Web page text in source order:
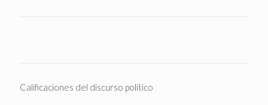
Calificaciones del discurso político